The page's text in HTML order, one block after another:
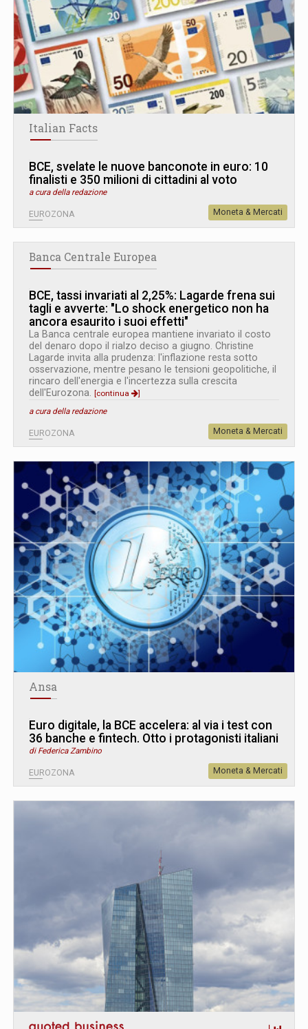
Italian Facts
BCE, svelate le nuove banconote in euro: 10
finalisti e 350 milioni di cittadini al voto
a cura della redazione
EUROZONA Moneta & Mercati
Banca Centrale Europea
BCE, tassi invariati al 2,25%: Lagarde frena sui
tagli e avverte: "Lo shock energetico non ha
ancora esaurito i suoi effetti"
La Banca centrale europea mantiene invariato il costo
del denaro dopo il rialzo deciso a giugno. Christine
Lagarde invita alla prudenza: l'inflazione resta sotto
osservazione, mentre pesano le tensioni geopolitiche, il
rincaro dell'energia e l'incertezza sulla crescita
dell'Eurozona. [continua
]
a cura della redazione
EUROZONA Moneta & Mercati
Ansa
Euro digitale, la BCE accelera: al via i test con
36 banche e fintech. Otto i protagonisti italiani
di Federica Zambino
EUROZONA Moneta & Mercati